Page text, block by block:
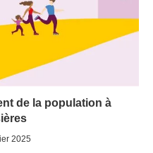
de la population à
2025